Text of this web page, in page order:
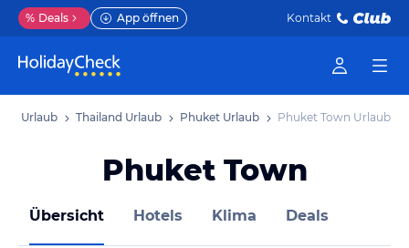
% Deals App öffnen Kontakt
Urlaub Thailand Urlaub Phuket Urlaub Phuket Town Urlaub
Phuket Town
Übersicht Hotels Klima Deals